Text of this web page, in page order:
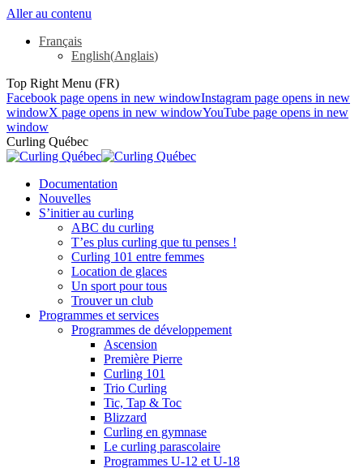
Aller au contenu
Français
English(Anglais)
Top Right Menu (FR)
Facebook page opens in new windowInstagram page opens in new
windowX page opens in new windowYouTube page opens in new
window
Curling Québec
Documentation
Nouvelles
S’initier au curling
ABC du curling
T’es plus curling que tu penses !
Curling 101 entre femmes
Location de glaces
Un sport pour tous
Trouver un club
Programmes et services
Programmes de développement
Ascension
Première Pierre
Curling 101
Trio Curling
Tic, Tap & Toc
Blizzard
Curling en gymnase
Le curling parascolaire
Programmes U-12 et U-18